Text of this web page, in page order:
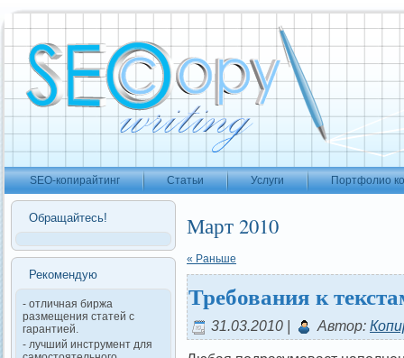
SEO-копирайтинг Статьи Услуги Портфолио
Обращайтесь!
Рекомендую
- отличная биржа
размещения статей с
гарантией.
- лучший инструмент для
Март 2010
« Раньше
Требования к
31.03.2010 | Автор: